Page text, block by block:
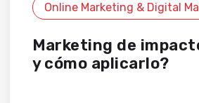
Online Marketing & Digital
Marketing de
y cómo aplicarlo?